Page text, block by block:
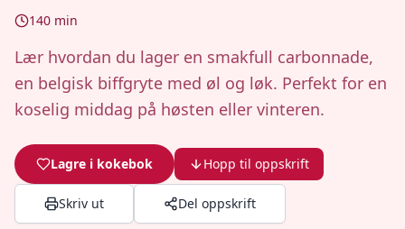
140 min
Lær hvordan du lager en smakfull carbonnade,
en belgisk biffgryte med øl og løk. Perfekt for en
koselig middag på høsten eller vinteren.
Lagre i kokebok Hopp til oppskrift
Skriv ut Del oppskrift